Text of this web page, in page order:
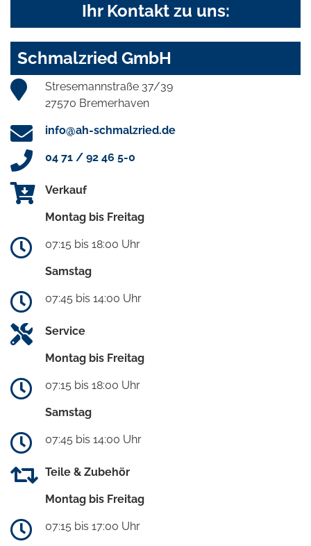
Ihr Kontakt zu uns:
Schmalzried GmbH
Stresemannstraße 37/39
27570 Bremerhaven
info@ah-schmalzried.de
04 71 / 92 46 5-0
Verkauf
Montag bis Freitag
07:15 bis 18:00 Uhr
Samstag
07:45 bis 14:00 Uhr
Service
Montag bis Freitag
07:15 bis 18:00 Uhr
Samstag
07:45 bis 14:00 Uhr
Teile & Zubehör
Montag bis Freitag
07:15 bis 17:00 Uhr